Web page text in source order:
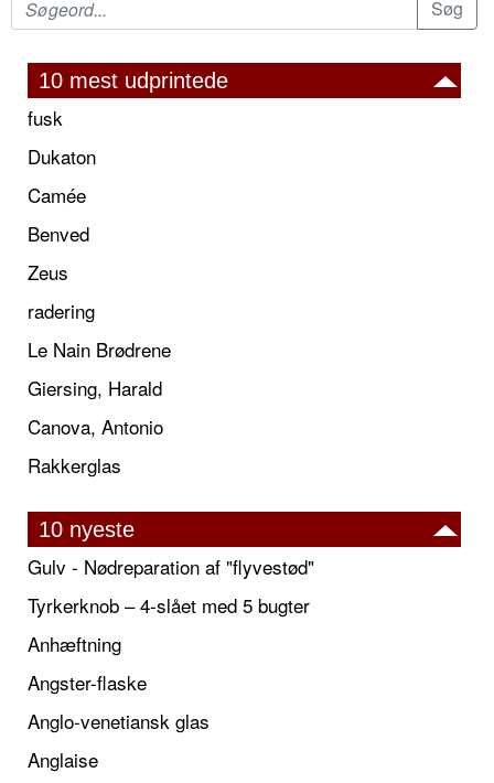
10 mest udprintede
fusk
Dukaton
Camée
Benved
Zeus
radering
Le Nain Brødrene
Giersing, Harald
Canova, Antonio
Rakkerglas
10 nyeste
Gulv - Nødreparation af "flyvestød"
Tyrkerknob – 4-slået med 5 bugter
Anhæftning
Angster-flaske
Anglo-venetiansk glas
Anglaise